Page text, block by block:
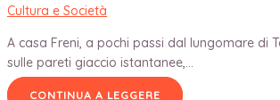
Cultura e Società
A casa Freni, a pochi passi dal lungomare di
sulle pareti giaccio istantanee,...
CONTINUA A LEGGERE